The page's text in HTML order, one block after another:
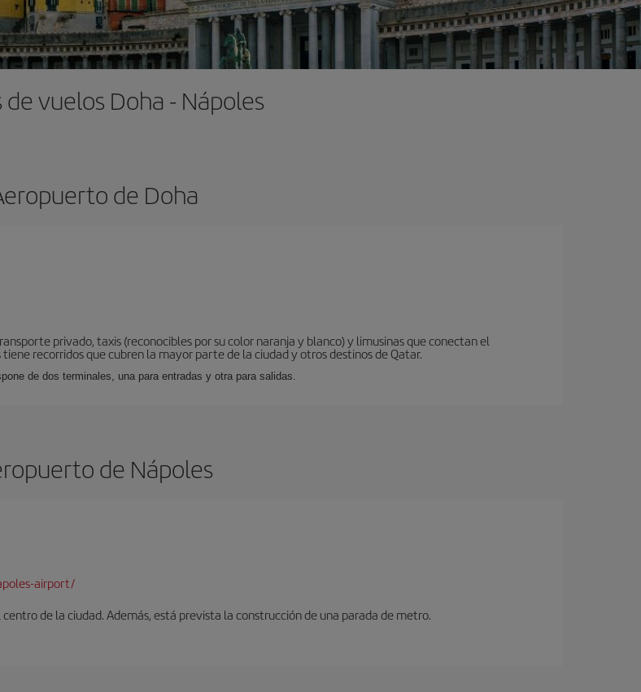
vuelos Doha - Nápoles
de Doha
privado, taxis (reconocibles por su color naranja y blanco) y limusinas que conectan el
recorridos que cubren la mayor parte de la ciudad y otros destinos de Qatar.
de dos terminales, una para entradas y otra para salidas.
de Nápoles
airport/
de la ciudad. Además, está prevista la construcción de una parada de metro.